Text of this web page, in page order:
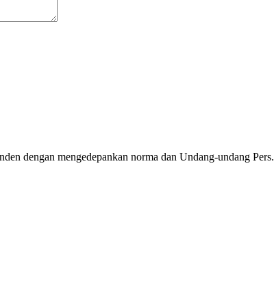
dengan mengedepankan norma dan Undang-undang Pers.